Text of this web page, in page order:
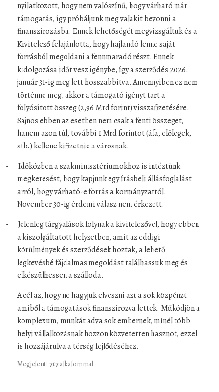
nyilatkozott, hogy nem valószínű, hogy várható már
támogatás, így próbáljunk meg valakit bevonni a
finanszírozásba. Ennek lehetőségét megvizsgáltuk és a
Kivitelező felajánlotta, hogy hajlandó lenne saját
forrásból megoldani a fennmaradó részt. Ennek
kidolgozása időt vesz igénybe, így a szerződés 2026.
január 31-ig meg lett hosszabbítva. Amennyiben ez nem
történne meg, akkor a támogató igényt tart a
folyósított összeg (2,96 Mrd forint) visszafizetésére.
Sajnos ebben az esetben nem csak a fenti összeget,
hanem azon túl, további 1 Mrd forintot (áfa, előlegek,
stb.) kellene kifizetnie a városnak.
-
Időközben a szakminisztériumokhoz is intéztünk
megkeresést, hogy kapjunk egy írásbeli állásfoglalást
arról, hogy várható-e forrás a kormányzattól.
November 30-ig érdemi válasz nem érkezett.
-
Jelenleg tárgyalások folynak a kivitelezővel, hogy ebben
a kiszolgáltatott helyzetben, amit az eddigi
körülmények és szerződések hoztak, a lehető
legkevésbé fájdalmas megoldást találhassuk meg és
elkészülhessen a szálloda.
A cél az, hogy ne hagyjuk elveszni azt a sok közpénzt
amiből a támogatások finanszírozva lettek. Működjön a
komplexum, munkát adva sok embernek, minél több
helyi vállalkozásnak hozzon közvetetten hasznot, ezzel
is hozzájárulva a térség fejlődéséhez.
Megjelent: 717alkalommal